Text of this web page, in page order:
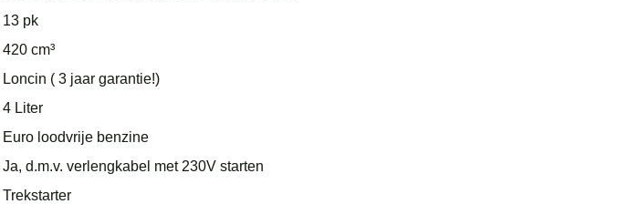
13 pk
420 cm³
Loncin ( 3 jaar garantie!)
4 Liter
Euro loodvrije benzine
Ja, d.m.v. verlengkabel met 230V starten
Trekstarter